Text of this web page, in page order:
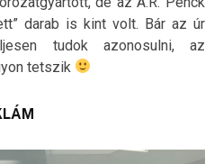
darab is kint volt. Bár az úr
tudok azonosulni, az
tetszik